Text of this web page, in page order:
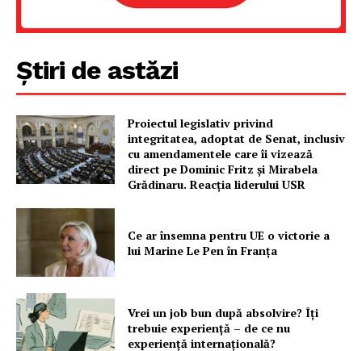
Știri de astăzi
Proiectul legislativ privind
integritatea, adoptat de Senat, inclusiv
cu amendamentele care îi vizează
direct pe Dominic Fritz și Mirabela
Grădinaru. Reacția liderului USR
Ce ar însemna pentru UE o victorie a
lui Marine Le Pen în Franța
Vrei un job bun după absolvire? Îți
trebuie experiență – de ce nu
experiență internațională?